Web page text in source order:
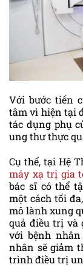
Với bước tiến
tâm vì hiện tại
tác dụng phụ
ung thư thực
Cụ thể, tại Hệ
máy xạ trị gia
bác sĩ có thể
một cách tối
mô lành xung
quả điều trị và
với bệnh
nhân sẽ giảm
trình điều trị